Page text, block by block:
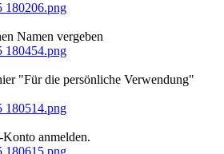
Namen vergeben
"Für die persönliche Verwendung"
anmelden.